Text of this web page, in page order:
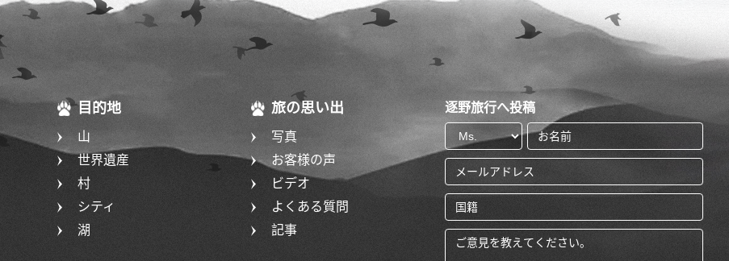
目的地
山
世界遺産
村
シティ
湖
旅の思い出
写真
お客様の声
ビデオ
よくある質問
記事
逐野旅行へ投稿